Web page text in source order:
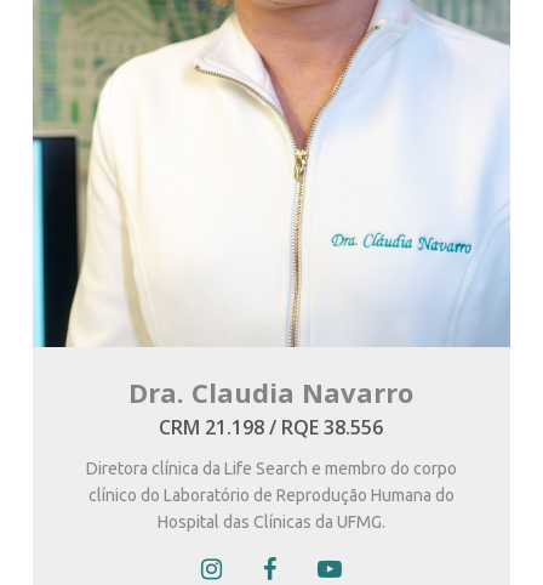
Dra. Claudia Navarro
CRM 21.198 / RQE 38.556
Diretora clínica da Life Search e membro do corpo
clínico do Laboratório de Reprodução Humana do
Hospital das Clínicas da UFMG.